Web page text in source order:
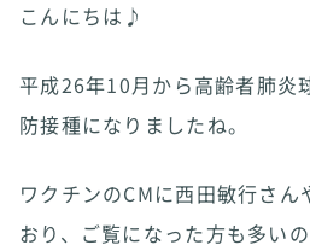
こんにちは♪
平成26年10月から高齢者肺炎
防接種になりましたね。
ワクチンのCMに西田敏行さん
おり、ご覧になった方も多い